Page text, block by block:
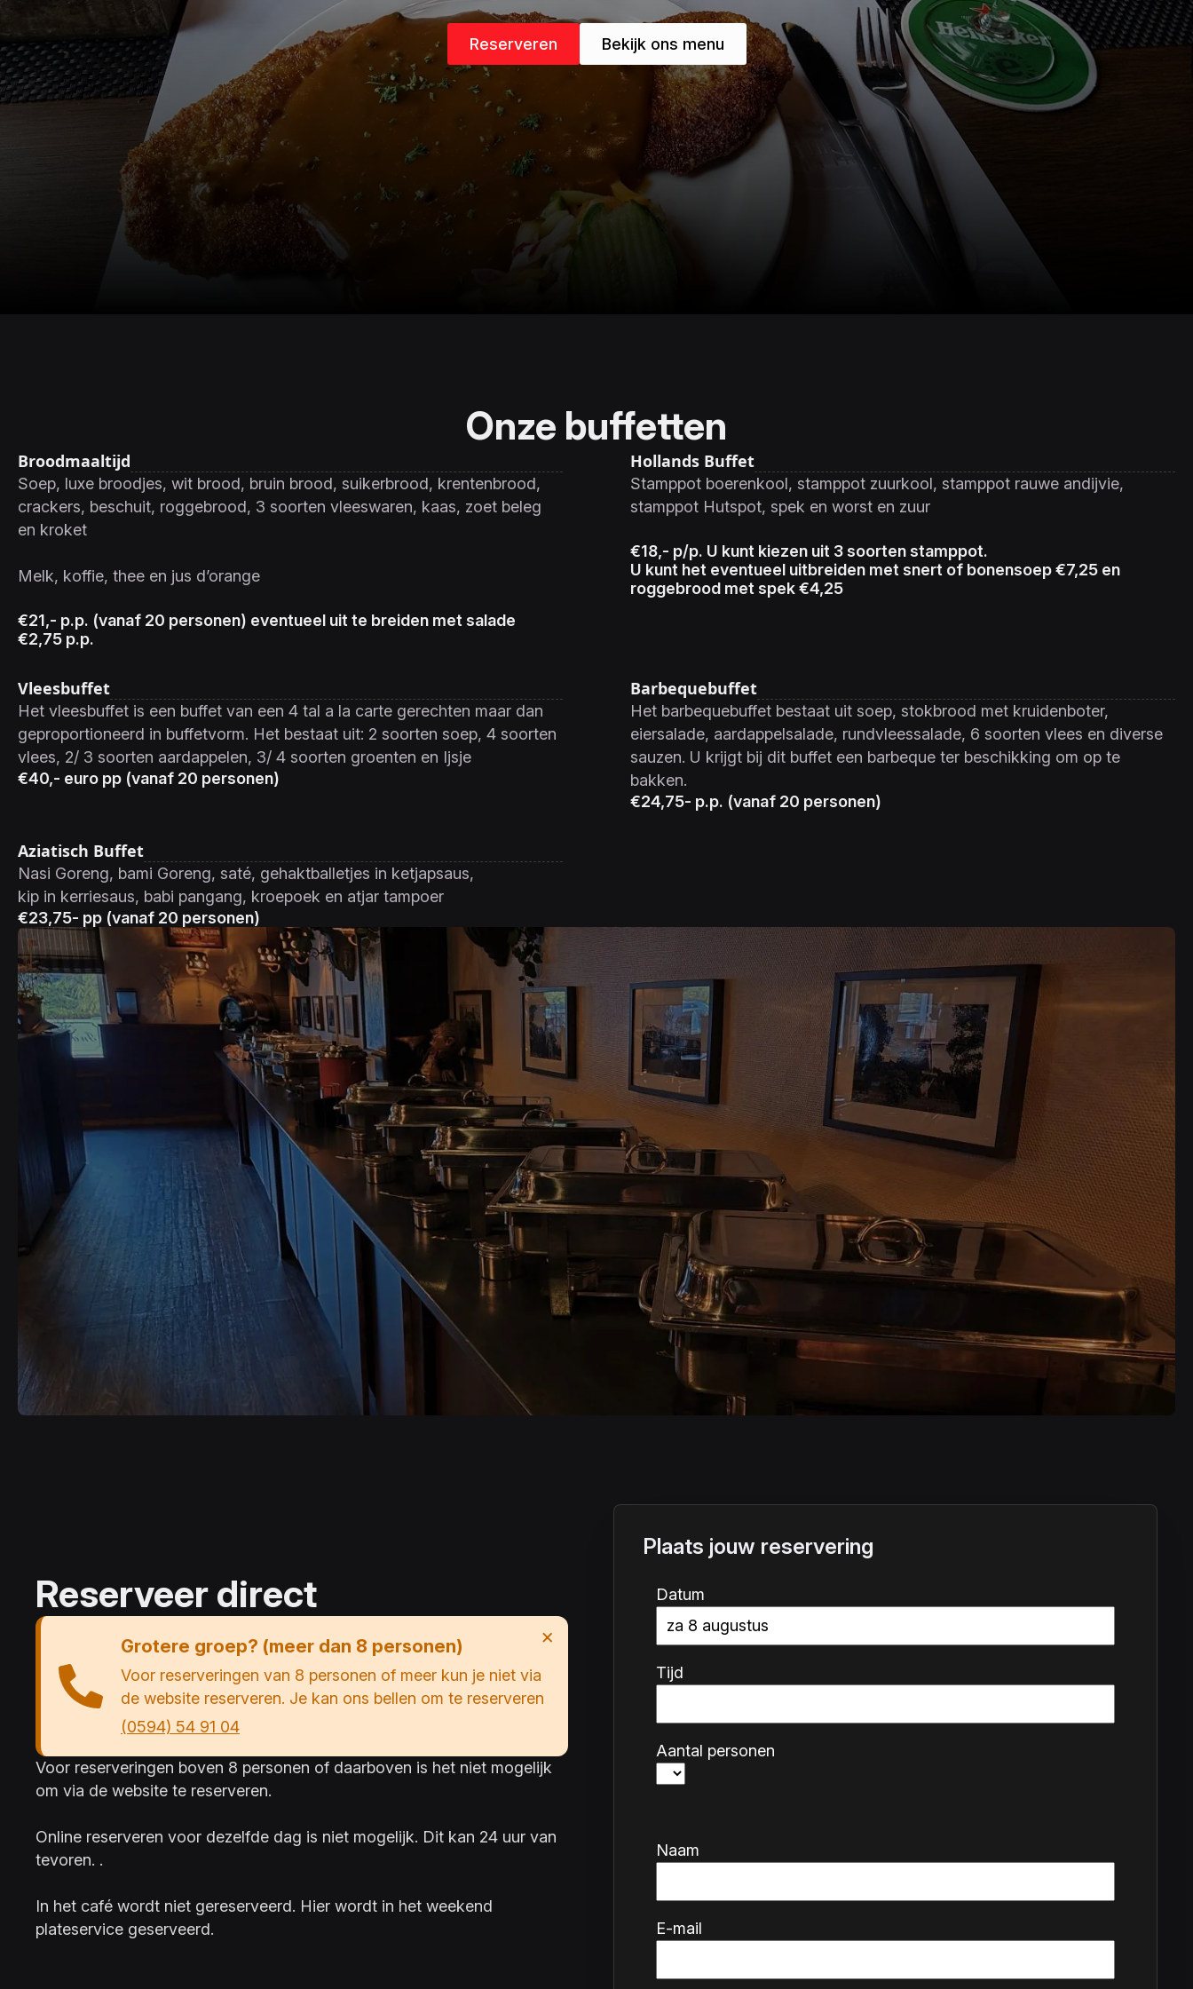
Reserveren Bekijk ons menu
Onze buffetten
Broodmaaltijd
Soep, luxe broodjes, wit brood, bruin brood, suikerbrood, krentenbrood,
crackers, beschuit, roggebrood, 3 soorten vleeswaren, kaas, zoet beleg
en kroket
Melk, koffie, thee en jus d’orange
€21,- p.p. (vanaf 20 personen) eventueel uit te breiden met salade
€2,75 p.p.
Hollands Buffet
Stamppot boerenkool, stamppot zuurkool, stamppot rauwe andijvie,
stamppot Hutspot, spek en worst en zuur
€18,- p/p. U kunt kiezen uit 3 soorten stamppot.
U kunt het eventueel uitbreiden met snert of bonensoep €7,25 en
roggebrood met spek €4,25
Vleesbuffet
Het vleesbuffet is een buffet van een 4 tal a la carte gerechten maar dan
geproportioneerd in buffetvorm. Het bestaat uit: 2 soorten soep, 4 soorten
vlees, 2/ 3 soorten aardappelen, 3/ 4 soorten groenten en Ijsje
€40,- euro pp (vanaf 20 personen)
Barbequebuffet
Het barbequebuffet bestaat uit soep, stokbrood met kruidenboter,
eiersalade, aardappelsalade, rundvleessalade, 6 soorten vlees en diverse
sauzen. U krijgt bij dit buffet een barbeque ter beschikking om op te
bakken.
€24,75- p.p. (vanaf 20 personen)
Aziatisch Buffet
Nasi Goreng, bami Goreng, saté, gehaktballetjes in ketjapsaus,
kip in kerriesaus, babi pangang, kroepoek en atjar tampoer
€23,75- pp (vanaf 20 personen)
Reserveer direct
Grotere groep? (meer dan 8 personen)
Voor reserveringen van 8 personen of meer kun je niet via
de website reserveren. Je kan ons bellen om te reserveren
(0594) 54 91 04
×
Voor reserveringen boven 8 personen of daarboven is het niet mogelijk
om via de website te reserveren.
Online reserveren voor dezelfde dag is niet mogelijk. Dit kan 24 uur van
tevoren. .
In het café wordt niet gereserveerd. Hier wordt in het weekend
plateservice geserveerd.
Plaats jouw reservering
Datum
Tijd
Aantal personen
Naam
E-mail